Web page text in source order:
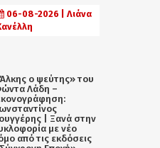
06-08-2026 | Λιάνα
ο ψεύτης» του
Λάδη –
| Ξανά στην
με νέο
από τις εκδόσεις